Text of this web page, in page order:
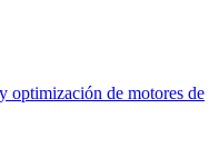
optimización de motores de